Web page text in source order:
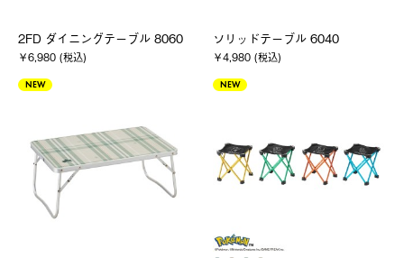
2FD ダイニングテーブル 8060
￥6,980 (税込)
ソリッドテーブル 6040
￥4,980 (税込)
NEW NEW